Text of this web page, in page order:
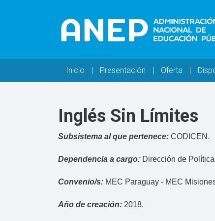
Navegación principal
Inicio Presentación Oferta
Inglés Sin Límites
Subsistema al que pertenece: CODICEN.
Dependencia a cargo: Dirección de
Convenio/s: MEC Paraguay - MEC
Año de creación: 2018.